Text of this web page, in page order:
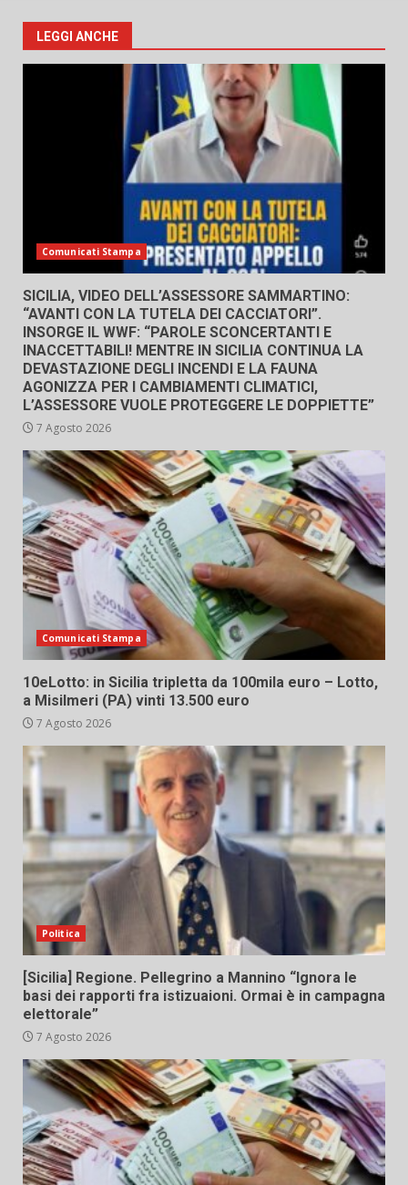
LEGGI ANCHE
Comunicati Stampa
SICILIA, VIDEO DELL’ASSESSORE SAMMARTINO:
“AVANTI CON LA TUTELA DEI CACCIATORI”.
INSORGE IL WWF: “PAROLE SCONCERTANTI E
INACCETTABILI! MENTRE IN SICILIA CONTINUA LA
DEVASTAZIONE DEGLI INCENDI E LA FAUNA
AGONIZZA PER I CAMBIAMENTI CLIMATICI,
L’ASSESSORE VUOLE PROTEGGERE LE DOPPIETTE”
7 Agosto 2026
Comunicati Stampa
10eLotto: in Sicilia tripletta da 100mila euro – Lotto,
a Misilmeri (PA) vinti 13.500 euro
7 Agosto 2026
Politica
[Sicilia] Regione. Pellegrino a Mannino “Ignora le
basi dei rapporti fra istizuaioni. Ormai è in campagna
elettorale”
7 Agosto 2026